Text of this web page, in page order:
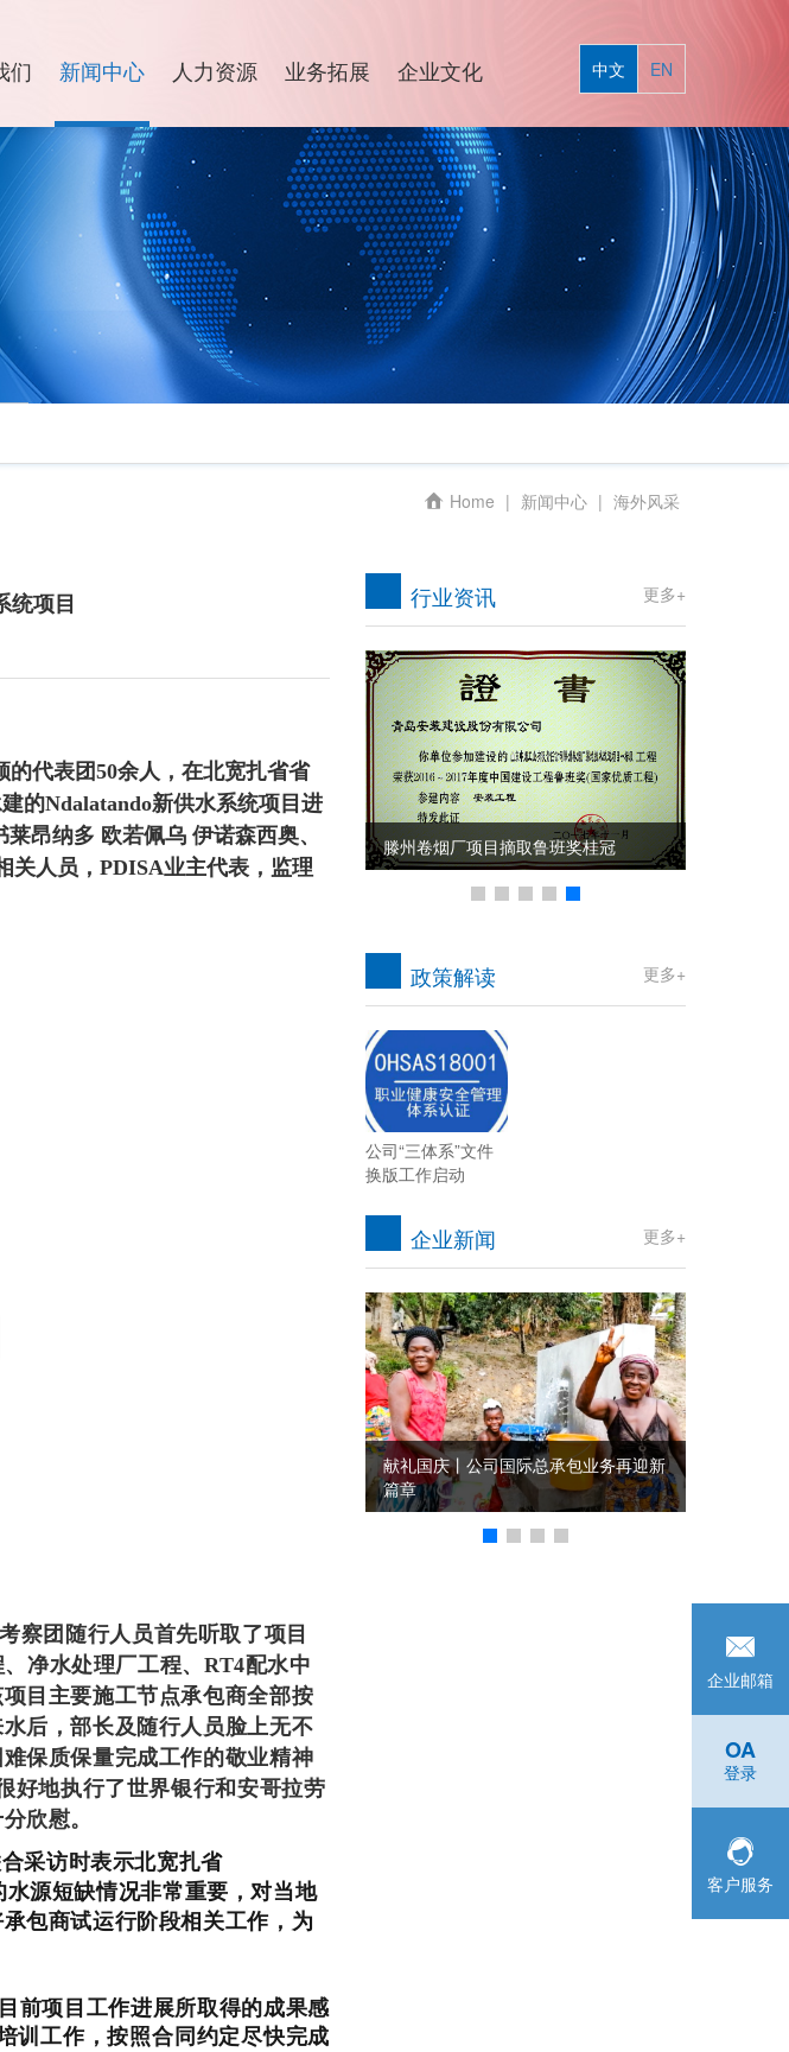
们 新闻中心 人力资源 业务拓展 企业文化 EN
中文
企业邮箱
OA
登录
客户服务
Home | 新闻中心 | 海外风采
统项目
的代表团50余人，在北宽扎省省
的Ndalatando新供水系统项目进
昂纳多 欧若佩乌 伊诺森西奥、
关人员，PDISA业主代表，监理
察团随行人员首先听取了项目
净水处理厂工程、RT4配水中
目主要施工节点承包商全部按
后，部长及随行人员脸上无不
保质保量完成工作的敬业精神
好地执行了世界银行和安哥拉劳
欣慰。
采访时表示北宽扎省
源短缺情况非常重要，对当地
包商试运行阶段相关工作，为
前项目工作进展所取得的成果感
训工作，按照合同约定尽快完成
行业资讯 更多+
利
荣获“中国安装之星” 公司质量管理再获
佳绩
滕州卷烟厂项目摘取鲁班奖桂冠
政策解读 更多+
公司“三体系”文件
换版工作启动
企业新闻 更多+
献礼国庆丨公司国际总承包业务再迎新
篇章